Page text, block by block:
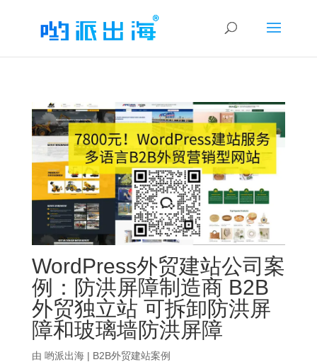
WordPress外贸建站公司案
例：防洪屏障制造商 B2B
外贸独立站 可拆卸防洪屏
障和玻璃墙防洪屏障
由 哟派出海| B2B外贸建站案例